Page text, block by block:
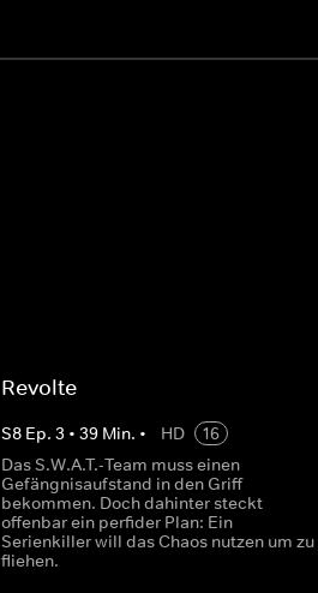
Revolte
S8 Ep. 3 • 39Min. • HD
16
Das S.W.A.T.-Team muss einen
Gefängnisaufstand in den Griff
bekommen. Doch dahinter steckt
offenbar ein perfider Plan: Ein
Serienkiller will das Chaos nutzen um zu
fliehen.